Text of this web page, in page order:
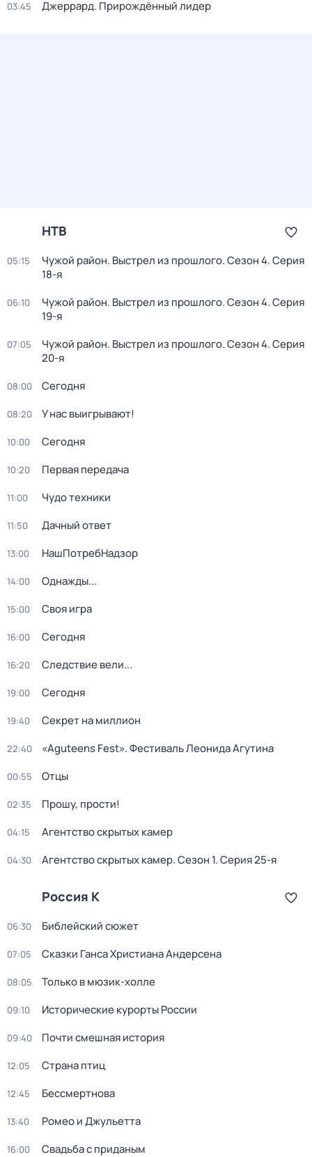
03:45 Джеррард. Прирождённый лидер
НТВ
05:15 Чужой район. Выстрел из прошлого. Сезон 4. Серия
18-я
06:10 Чужой район. Выстрел из прошлого. Сезон 4. Серия
19-я
07:05 Чужой район. Выстрел из прошлого. Сезон 4. Серия
20-я
08:00 Сегодня
08:20 У нас выигрывают!
10:00 Сегодня
10:20 Первая передача
11:00 Чудо техники
11:50 Дачный ответ
13:00 НашПотребНадзор
14:00 Однажды...
15:00 Своя игра
16:00 Сегодня
16:20 Следствие вели...
19:00 Сегодня
19:40 Секрет на миллион
22:40 «Aguteens Fest». Фестиваль Леонида Агутина
00:55 Отцы
02:35 Прошу, прости!
04:15 Агентство скрытых камер
04:30 Агентство скрытых камер. Сезон 1. Серия 25-я
Россия К
06:30 Библейский сюжет
07:05 Сказки Ганса Христиана Андерсена
08:05 Только в мюзик-холле
09:10 Исторические курорты России
09:40 Почти смешная история
12:05 Страна птиц
12:45 Бессмертнова
13:40 Ромео и Джульетта
16:00 Свадьба с приданым